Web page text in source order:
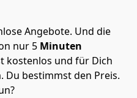
Angebote. Und die
nur 5 Minuten
kostenlos und für Dich
bestimmst den Preis.